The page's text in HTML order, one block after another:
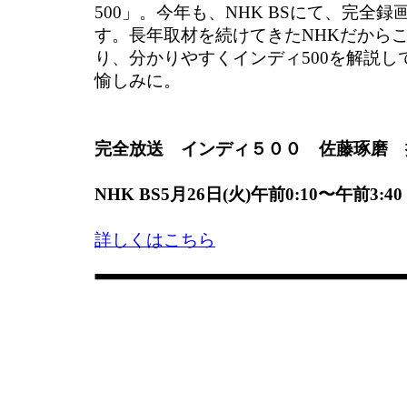
500」。今年も、NHK BSにて、完全録
す。長年取材を続けてきたNHKだから
り、分かりやすくインディ500を解説
愉しみに。
完全放送 インディ５００ 佐藤琢磨
NHK BS5月26日(火)午前0:10〜午前3:40
詳しくはこちら